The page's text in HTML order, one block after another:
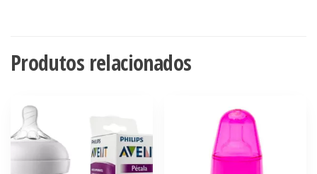
Produtos relacionados